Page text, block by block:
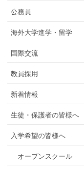
公務員
海外大学進学・留学
国際交流
教員採用
新着情報
生徒・保護者の皆様へ
入学希望の皆様へ
オープンスクール